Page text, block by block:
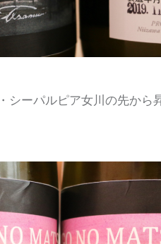
シーパルピア女川の先から